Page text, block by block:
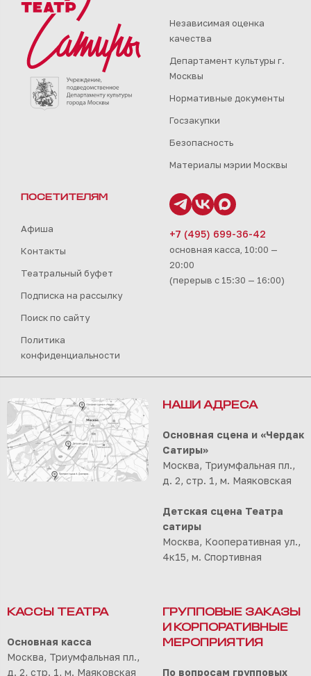
Независимая оценка
качества
Департамент культуры г.
Москвы
Нормативные документы
Госзакупки
Безопасность
Материалы мэрии Москвы
ПОСЕТИТЕЛЯМ
Афиша
Контакты
Театральный буфет
Подписка на рассылку
Поиск по сайту
Политика
конфиденциальности
+7 (495) 699-36-42
основная касса, 10:00 —
20:00
(перерыв с 15:30 — 16:00)
НАШИ АДРЕСА
Основная сцена и «Чердак
Сатиры»
Москва, Триумфальная пл.,
д. 2, стр. 1, м. Маяковская
Детская сцена Театра
сатиры
Москва, Кооперативная ул.,
4к15, м. Спортивная
КАССЫ ТЕАТРА
Основная касса
Москва, Триумфальная пл.,
д. 2, стр. 1, м. Маяковская
ГРУППОВЫЕ ЗАКАЗЫ
И КОРПОРАТИВНЫЕ
МЕРОПРИЯТИЯ
По вопросам групповых